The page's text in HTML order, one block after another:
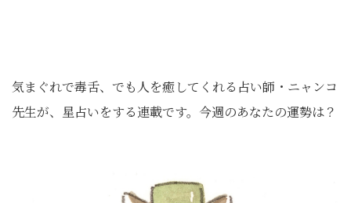
気まぐれで毒舌、でも人を癒してくれる占い師・ニャンコ
先生が、星占いをする連載です。今週のあなたの運勢は？